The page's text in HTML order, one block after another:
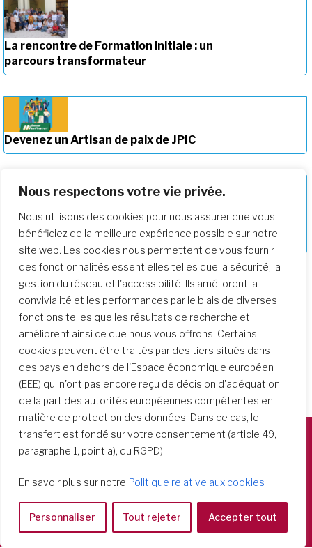
Nous respectons votre vie privée.
Nous utilisons des cookies pour nous assurer que vous
bénéficiez de la meilleure expérience possible sur notre
site web. Les cookies nous permettent de vous fournir
des fonctionnalités essentielles telles que la sécurité, la
gestion du réseau et l'accessibilité. Ils améliorent la
convivialité et les performances par le biais de diverses
fonctions telles que les résultats de recherche et
améliorent ainsi ce que nous vous offrons. Certains
cookies peuvent être traités par des tiers situés dans
des pays en dehors de l'Espace économique européen
(EEE) qui n'ont pas encore reçu de décision d'adéquation
de la part des autorités européennes compétentes en
matière de protection des données. Dans ce cas, le
transfert est fondé sur votre consentement (article 49,
paragraphe 1, point a), du RGPD).
En savoir plus sur notre Politique relative aux cookies
Personnaliser Tout rejeter Accepter tout
La rencontre de Formation initiale : un
parcours transformateur
Devenez un Artisan de paix de JPIC
Approfondir notre parcours de
formation
Società del Sacro Cuore
Casa Generalizia
Tel: 06 58 23 03 32 or 06 58 20 31 17